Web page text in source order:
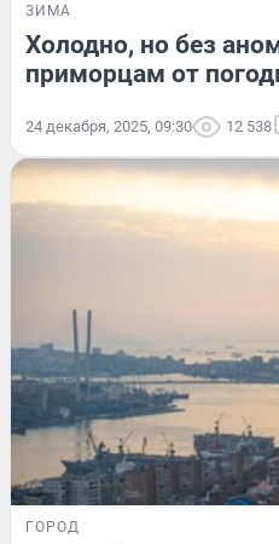
ЗИМА
Холодно, но без
приморцам от
24 декабря, 2025, 09:30 12 538
ГОРОД